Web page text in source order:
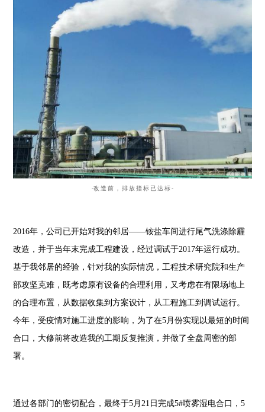
-改造前，排放指标已达标-
2016年，公司已开始对我的邻居——铵盐车间进行尾气洗涤除霾
改造 ，并于当年末完成工程建设，经过调试于2017年运行成功。
基于我邻居的经验，针对我的实际情况，工程技术研究院和生产
部攻坚克难，既考虑原有设备的合理利用，又考虑在有限场地上
的合理布置，从数据收集到方案设计，从工程施工到调试运行。
今年，受疫情对施工进度的影响，为了在5月份实现以最短的时间
合口，大修前将改造我的工期反复推演，并做了全盘周密的部
署。
通过各部门的密切配合，最终于5月21日完成5#喷雾湿电合口，5